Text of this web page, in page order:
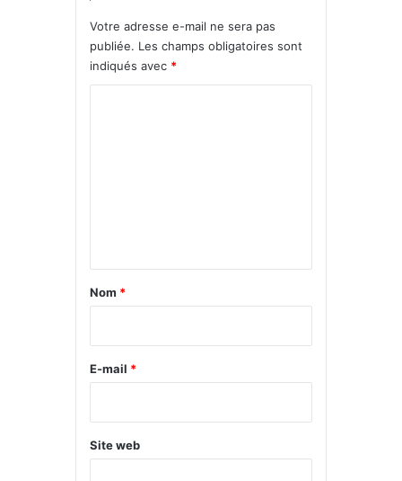
Votre adresse e-mail ne sera pas
publiée. Les champs obligatoires sont
indiqués avec *
a
e
Nom *
E-mail *
Site web